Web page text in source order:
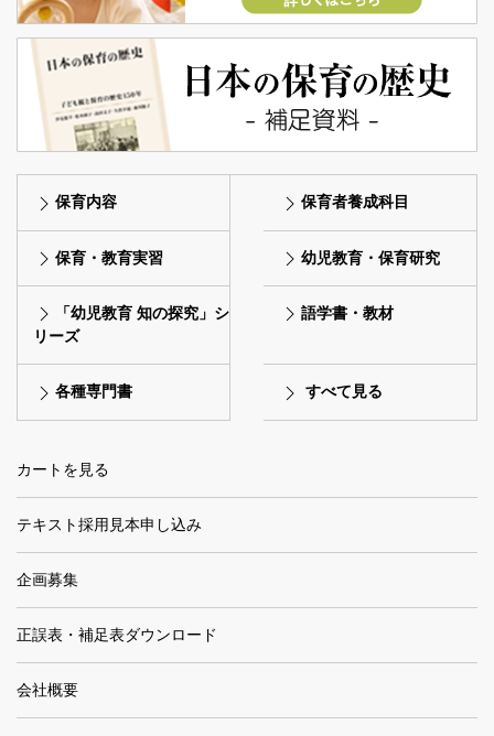
保育内容 保育者養成科目
保育・教育実習 幼児教育・保育研究
「幼児教育 知の探究」シ
リーズ
語学書・教材
各種専門書 すべて見る
カートを見る
テキスト採用見本申し込み
企画募集
正誤表・補足表ダウンロード
会社概要